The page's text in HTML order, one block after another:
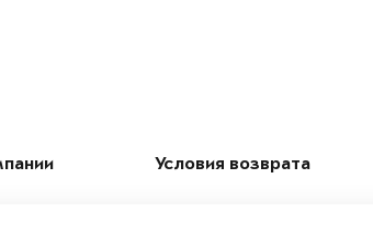
Условия возврата